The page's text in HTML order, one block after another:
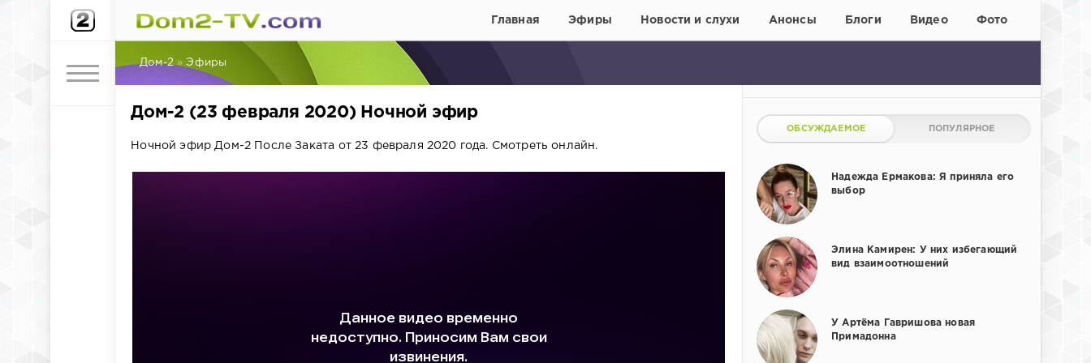
Главная Эфиры Новости и слухи Анонсы Блоги Видео Фото
Дом-2 »Эфиры
Дом-2 (23 февраля 2020) Ночной эфир
Ночной эфир Дом-2 После Заката от 23 февраля 2020 года. Смотреть онлайн.
ОБСУЖДАЕМОЕ ПОПУЛЯРНОЕ
Надежда Ермакова: Я приняла его
выбор
Элина Камирен: У них избегающий
вид взаимоотношений
У Артёма Гавришова новая
Примадонна